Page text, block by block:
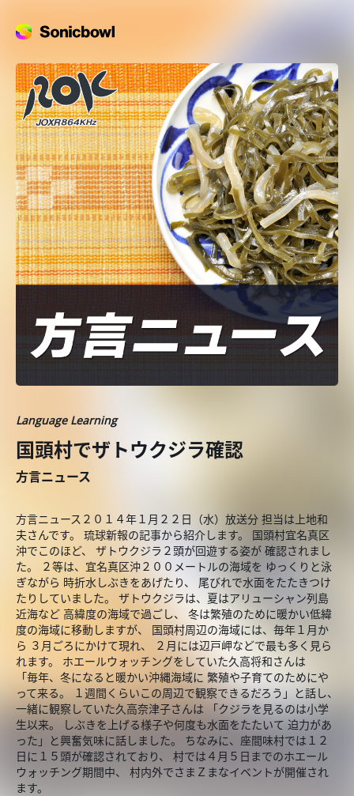
Language Learning
国頭村でザトウクジラ確認
方言ニュース
方言ニュース２０１４年１月２２日（水）放送分 担当は上地和
夫さんです。 琉球新報の記事から紹介します。 国頭村宜名真区
沖でこのほど、 ザトウクジラ２頭が回遊する姿が 確認されまし
た。 ２等は、宜名真区沖２００メートルの海域を ゆっくりと泳
ぎながら 時折水しぶきをあげたり、 尾びれで水面をたたきつけ
たりしていました。 ザトウクジラは、夏はアリューシャン列島
近海など 高緯度の海域で過ごし、 冬は繁殖のために暖かい低緯
度の海域に移動しますが、 国頭村周辺の海域には、毎年１月か
ら ３月ごろにかけて現れ、 ２月には辺戸岬などで最も多く見ら
れます。 ホエールウォッチングをしていた久高将和さんは
「毎年、冬になると暖かい沖縄海域に 繁殖や子育てのためにや
って来る。 １週間くらいこの周辺で観察できるだろう」と話し、
一緒に観察していた久高奈津子さんは 「クジラを見るのは小学
生以来。 しぶきを上げる様子や何度も水面をたたいて 迫力があ
った」と興奮気味に話しました。 ちなみに、座間味村では１２
日に１５頭が確認されており、 村では４月５日までのホエール
ウォッチング期間中、 村内外でさまＺまなイベントが開催され
ます。